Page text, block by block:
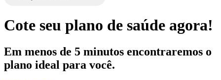
Cote seu plano de saúde agora!
Em menos de 5 minutos encontraremos o
plano ideal para você.